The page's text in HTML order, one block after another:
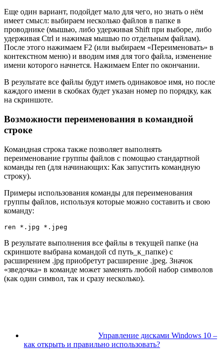
Еще один вариант, подойдет мало для чего, но знать о нём
имеет смысл: выбираем несколько файлов в папке в
проводнике (мышью, либо удерживая Shift при выборе, либо
удерживая Ctrl и нажимая мышью по отдельным файлам).
После этого нажимаем F2 (или выбираем «Переименовать» в
контекстном меню) и вводим имя для того файла, изменение
имени которого начнется. Нажимаем Enter по окончании.
В результате все файлы будут иметь одинаковое имя, но после
каждого имени в скобках будет указан номер по порядку, как
на скриншоте.
Возможности переименования в командной
строке
Командная строка также позволяет выполнять
переименование группы файлов с помощью стандартной
команды ren (для начинающих: Как запустить командную
строку).
Примеры использования команды для переименования
группы файлов, используя которые можно составить и свою
команду:
ren *.jpg *.jpeg
В результате выполнения все файлы в текущей папке (на
скриншоте выбрана командой cd путь_к_папке) с
расширением .jpg приобретут расширение .jpeg. Значок
«зведочка» в команде может заменять любой набор символов
(как один символ, так и сразу несколько).
Управление дисками Windows 10 –
как открыть и правильно использовать?